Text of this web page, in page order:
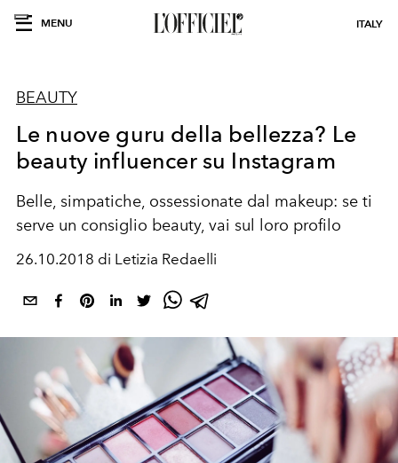
MENU ITALY
BEAUTY
Le nuove guru della bellezza? Le
beauty influencer su Instagram
Belle, simpatiche, ossessionate dal makeup: se ti
serve un consiglio beauty, vai sul loro profilo
26.10.2018 di Letizia Redaelli